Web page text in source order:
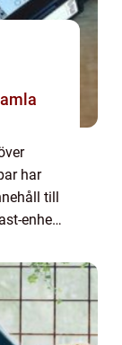
har
till
enhet
el...